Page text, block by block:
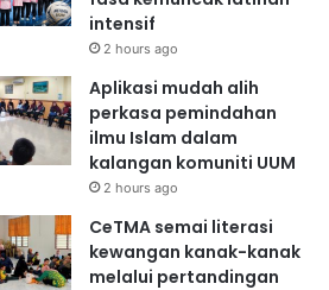
intensif
2 hours ago
Aplikasi mudah alih
perkasa pemindahan
ilmu Islam dalam
kalangan komuniti UUM
2 hours ago
CeTMA semai literasi
kewangan kanak-kanak
melalui pertandingan